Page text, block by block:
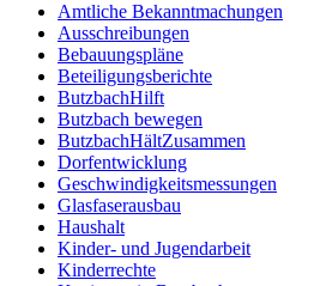
Amtliche Bekanntmachungen
Ausschreibungen
Bebauungspläne
Beteiligungsberichte
ButzbachHilft
Butzbach bewegen
ButzbachHältZusammen
Dorfentwicklung
Geschwindigkeitsmessungen
Glasfaserausbau
Haushalt
Kinder- und Jugendarbeit
Kinderrechte